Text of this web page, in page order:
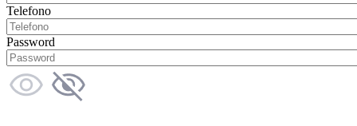
Telefono
Password